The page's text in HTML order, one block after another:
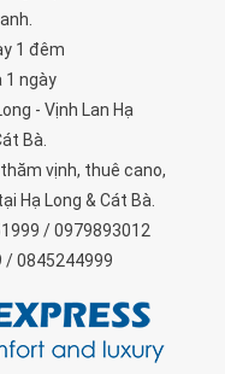
1 đêm
1 ngày
- Vịnh Lan Hạ
Bà.
vịnh, thuê cano,
Hạ Long & Cát Bà.
/ 0979893012
/ 0845244999